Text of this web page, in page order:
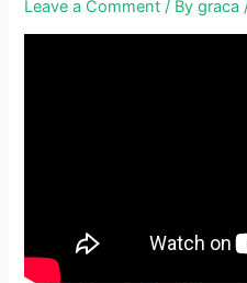
Leave a Comment / Bygraca